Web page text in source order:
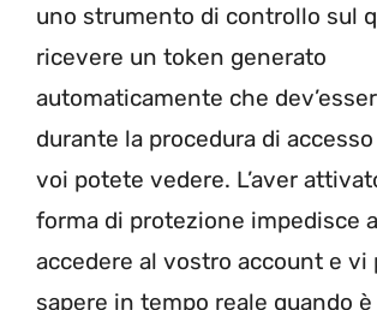
uno strumento di controllo sul
ricevere un token generato
automaticamente che
durante la procedura di
voi potete vedere. L’aver
forma di protezione impedisce
accedere al vostro account e vi
sapere in tempo reale quando